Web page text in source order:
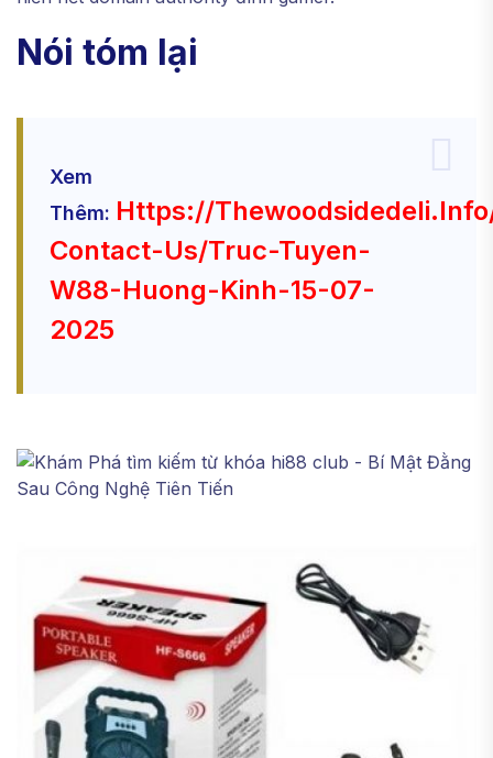
Nói tóm lại
Xem
Thêm: Https://
Contact-Us/truc-Tuyen-
W88-Huong-Kinh-15-07-
2025